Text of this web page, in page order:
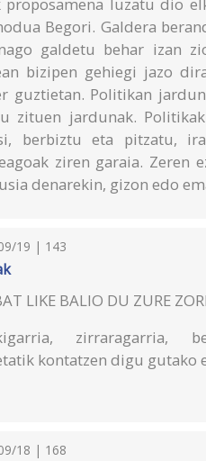
Begori. Galdera
galdetu behar izan
bizipen gehiegi jazo
guztietan. Politikan
zituen jardunak.
berbiztu eta pitzatu,
ziren garaia. Zeren
denarekin, gizon edo
19 | 143
LIKE BALIO DU ZURE
zirraragarria,
kontatzen digu gutako
18 | 168